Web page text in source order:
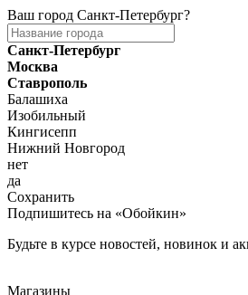
Ваш город Санкт-Петербург?
Санкт-Петербург
Москва
Ставрополь
Балашиха
Изобильный
Кингисепп
Нижний Новгород
нет
да
Сохранить
Подпишитесь на «Обойкин»
Будьте в курсе новостей, новинок и
Магазины